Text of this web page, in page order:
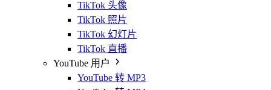
TikTok 头像
TikTok 照片
TikTok 幻灯片
TikTok 直播
YouTube 用户
YouTube 转 MP3